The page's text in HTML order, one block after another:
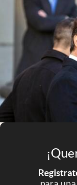
Clase
Mundial 2026
Eventos Corporativos
El Cronista Studio
Mediakit